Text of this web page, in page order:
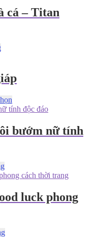
cá – Titan
bướm nữ tính
luck phong